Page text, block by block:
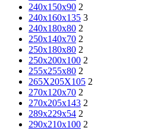
240x150x90 2
240x160x135 3
240x180x80 2
250x140x70 2
250x180x80 2
250x200x100 2
255x255x80 2
265X205X105 2
270x120x70 2
270x205x143 2
289x229x54 2
290x210x100 2